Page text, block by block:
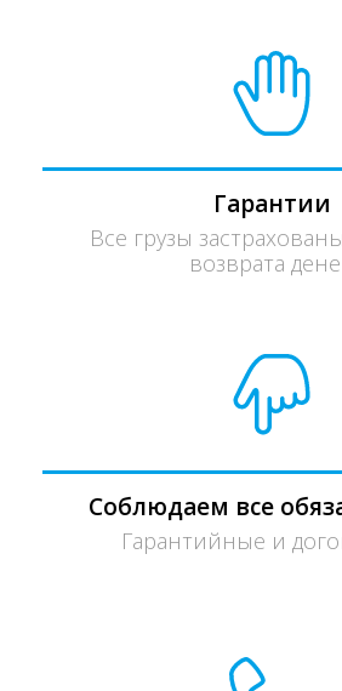
Гарантии
Все грузы
возврата
Соблюдаем все
Гарантийные и